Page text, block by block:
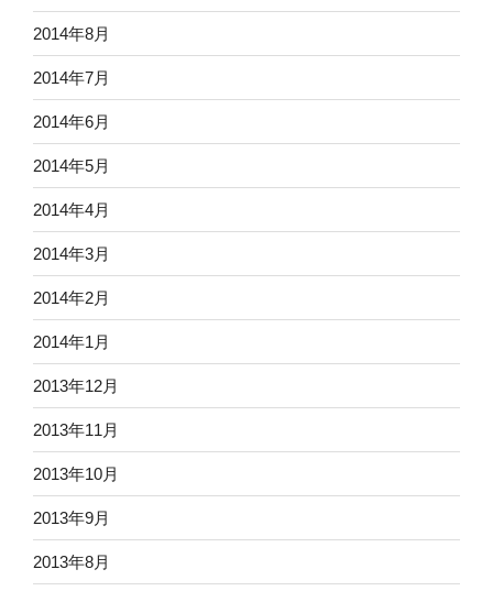
2014年8月
2014年7月
2014年6月
2014年5月
2014年4月
2014年3月
2014年2月
2014年1月
2013年12月
2013年11月
2013年10月
2013年9月
2013年8月